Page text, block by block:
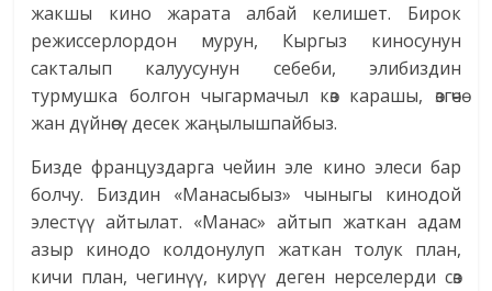
жакшы кино жарата албай келишет. Бирок
режиссерлордон мурун, Кыргыз киносунун
сакталып калуусунун себеби, элибиздин
турмушка болгон чыгармачыл көз карашы, өзгөчө
жан дүйнөсү десек жаңылышпайбыз.
Бизде француздарга чейин эле кино элеси бар
болчу. Биздин «Манасыбыз» чыныгы кинодой
элестүү айтылат. «Манас» айтып жаткан адам
азыр кинодо колдонулуп жаткан толук план,
кичи план, чегинүү, кирүү деген нерселерди сөз